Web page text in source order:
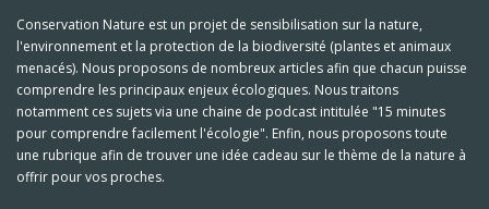
Conservation Nature est un projet de sensibilisation sur la nature,
l'environnement et la protection de la biodiversité (plantes et animaux
menacés). Nous proposons de nombreux articles afin que chacun puisse
comprendre les principaux enjeux écologiques. Nous traitons
notamment ces sujets via une chaine de podcast intitulée "15 minutes
pour comprendre facilement l'écologie". Enfin, nous proposons toute
une rubrique afin de trouver une idée cadeau sur le thème de la nature à
offrir pour vos proches.